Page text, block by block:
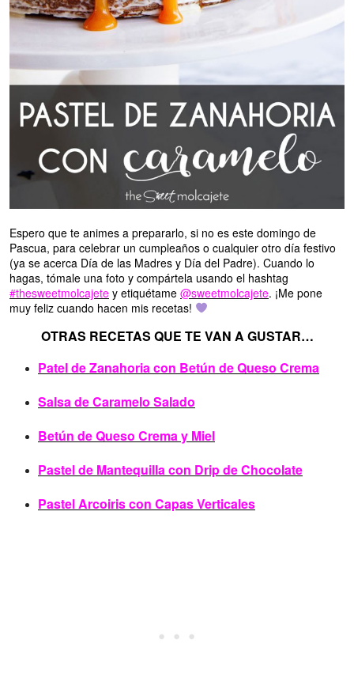
Espero que te animes a prepararlo, si no es este domingo de
Pascua, para celebrar un cumpleaños o cualquier otro día festivo
(ya se acerca Día de las Madres y Día del Padre). Cuando lo
hagas, tómale una foto y compártela usando el hashtag
#thesweetmolcajete y etiquétame @sweetmolcajete. ¡Me pone
muy feliz cuando hacen mis recetas!
OTRAS RECETAS QUE TE VAN A GUSTAR…
Patel de Zanahoria con Betún de Queso Crema
Salsa de Caramelo Salado
Betún de Queso Crema y Miel
Pastel de Mantequilla con Drip de Chocolate
Pastel Arcoiris con Capas Verticales